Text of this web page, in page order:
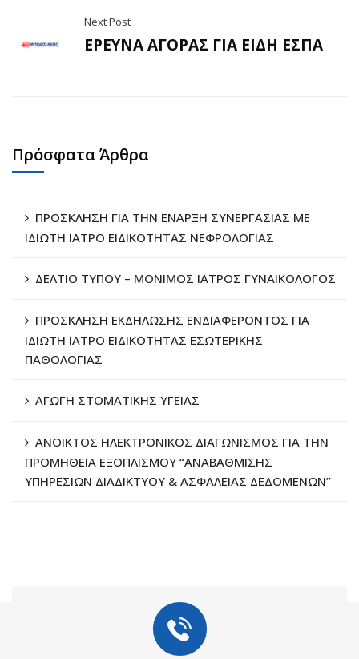
Next Post
ΕΡΕΥΝΑ ΑΓΟΡΑΣ ΓΙΑ ΕΙΔΗ ΕΣΠΑ
Πρόσφατα Άρθρα
ΠΡΟΣΚΛΗΣΗ ΓΙΑ ΤΗΝ ΕΝΑΡΞΗ ΣΥΝΕΡΓΑΣΙΑΣ ΜΕ
ΙΔΙΩΤΗ ΙΑΤΡΟ ΕΙΔΙΚΟΤΗΤΑΣ ΝΕΦΡΟΛΟΓΙΑΣ
ΔΕΛΤΙΟ ΤΥΠΟΥ – ΜΟΝΙΜΟΣ ΙΑΤΡΟΣ ΓΥΝΑΙΚΟΛΟΓΟΣ
ΠΡΟΣΚΛΗΣΗ ΕΚΔΗΛΩΣΗΣ ΕΝΔΙΑΦΕΡΟΝΤΟΣ ΓΙΑ
ΙΔΙΩΤΗ ΙΑΤΡΟ ΕΙΔΙΚΟΤΗΤΑΣ ΕΣΩΤΕΡΙΚΗΣ
ΠΑΘΟΛΟΓΙΑΣ
ΑΓΩΓΗ ΣΤΟΜΑΤΙΚΗΣ ΥΓΕΙΑΣ
ΑΝΟΙΚΤΟΣ ΗΛΕΚΤΡΟΝΙΚΟΣ ΔΙΑΓΩΝΙΣΜΟΣ ΓΙΑ ΤΗΝ
ΠΡΟΜΗΘΕΙΑ ΕΞΟΠΛΙΣΜΟΥ “ΑΝΑΒΑΘΜΙΣΗΣ
ΥΠΗΡΕΣΙΩΝ ΔΙΑΔΙΚΤΥΟΥ & ΑΣΦΑΛΕΙΑΣ ΔΕΔΟΜΕΝΩΝ”